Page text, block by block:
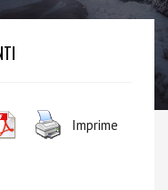
Imprime